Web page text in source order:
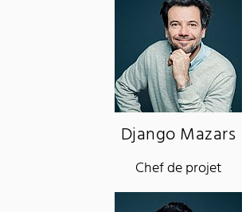
Django Mazars
Chef de projet